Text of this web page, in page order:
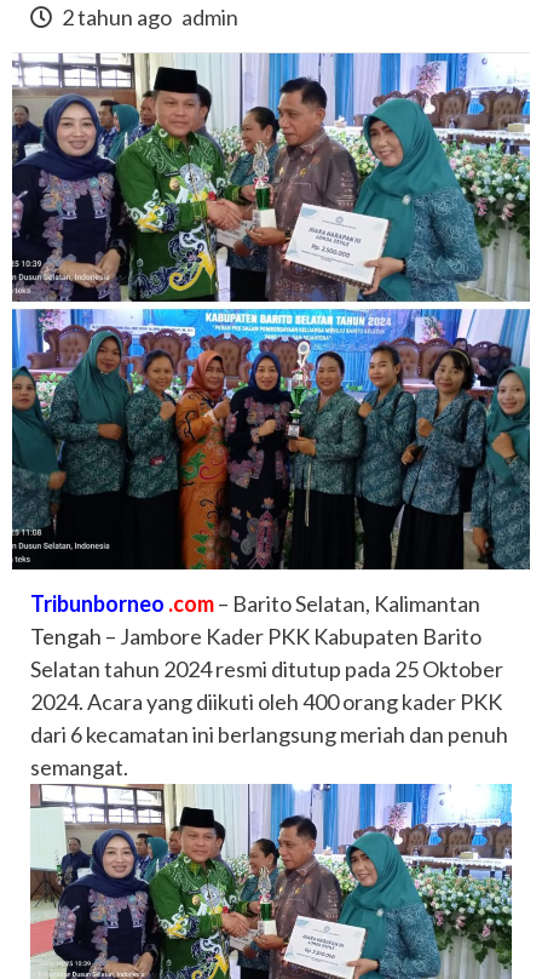
2 tahun ago admin
Tribunborneo .com– Barito Selatan, Kalimantan
Tengah – Jambore Kader PKK Kabupaten Barito
Selatan tahun 2024 resmi ditutup pada 25 Oktober
2024. Acara yang diikuti oleh 400 orang kader PKK
dari 6 kecamatan ini berlangsung meriah dan penuh
semangat.